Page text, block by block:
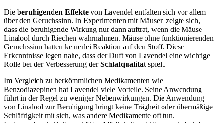
Die beruhigenden Effekte von Lavendel entfalten sich vor allem
über den Geruchssinn. In Experimenten mit Mäusen zeigte sich,
dass die beruhigende Wirkung nur dann auftrat, wenn die Mäuse
Linalool durch Riechen wahrnahmen. Mäuse ohne funktionierenden
Geruchssinn hatten keinerlei Reaktion auf den Stoff. Diese
Erkenntnisse legen nahe, dass der Duft von Lavendel eine wichtige
Rolle bei der Verbesserung derSchlafqualität spielt.
Im Vergleich zu herkömmlichen Medikamenten wie
Benzodiazepinen hat Lavendel viele Vorteile. Seine Anwendung
führt in der Regel zu weniger Nebenwirkungen. Die Anwendung
von Linalool zur Beruhigung bringt keine Trägheit oder übermäßige
Schläfrigkeit mit sich, was andere Medikamente oft tun.